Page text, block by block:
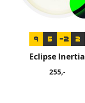
9 5 -2 2
Eclipse Inertia
255,-